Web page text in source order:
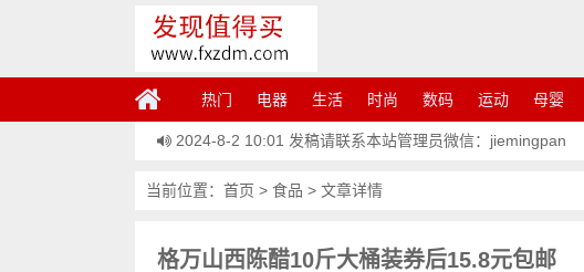
热门 电器 生活 时尚 数码 运动 母婴
2024-8-2 10:01 发稿请联系本站管理员微信：jiemingpan
当前位置： 首页 > 食品 > 文章详情
格万山西陈醋10斤大桶装券后15.8元包邮